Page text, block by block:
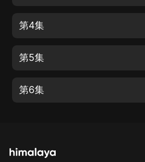
第4集
第5集
第6集